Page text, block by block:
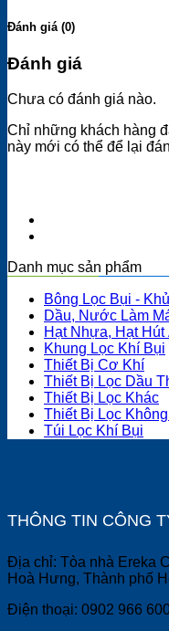
Đánh giá (0)
Đánh giá
Chưa có đánh giá nào.
Chỉ những khách hàng
này mới có thể để lại
Danh mục sản phẩm
Bông Lọc Bụi -
Dầu, Nước Làm
Hạt Nhựa, Hạt Hút
Khung Lọc Khí Bụi
Thiết Bị Cơ Khí
Thiết Bị Lọc Dầu
Thiết Bị Lọc Khác
Thiết Bị Lọc
Túi Lọc Khí Bụi
THÔNG TIN CÔNG
Địa chỉ: Tòa nhà Ereka
Hoà Hưng, Thành phố
Điện thoại: 0902 966